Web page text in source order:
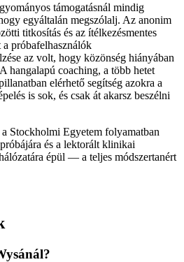
támogatásnál mindig
egyáltalán megszólalj. Az anonim
titkosítás és az ítélkezésmentes
próbafelhasználók
az volt, hogy közönség hiányában
hangalapú coaching, a több hetet
elérhető segítség azokra a
is sok, és csak át akarsz beszélni
Stockholmi Egyetem folyamatban
és a lektorált klinikai
épül — a teljes módszertanért